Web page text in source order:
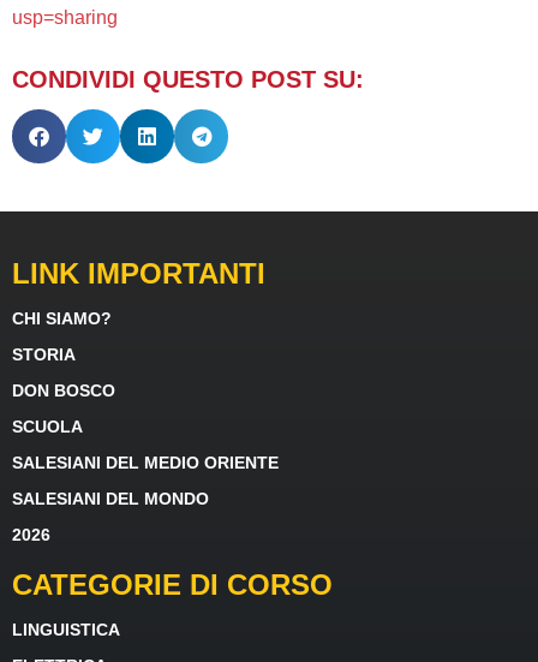
usp=sharing
CONDIVIDI QUESTO POST SU:
LINK IMPORTANTI
CHI SIAMO?
STORIA
DON BOSCO
SCUOLA
SALESIANI DEL MEDIO ORIENTE
SALESIANI DEL MONDO
2026
CATEGORIE DI CORSO
LINGUISTICA